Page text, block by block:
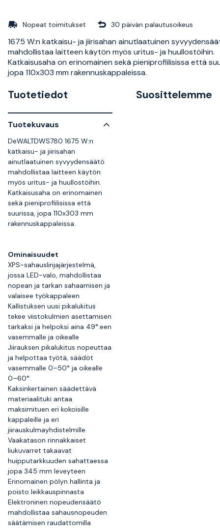
Nopeat toimitukset 30 päivän palautusoikeus
1675 W:n katkaisu- ja jiirisahan ainutlaatuinen
mahdollistaa laitteen käytön myös uritus- ja huullostöihin.
Katkaisusaha on erinomainen sekä pieniprofiilisissa että
jopa 110x303 mm rakennuskappaleissa.
Tuotetiedot
Tuotekuvaus
DeWALTDWS780 1675 W:n
katkaisu- ja jiirisahan
ainutlaatuinen syvyydensäätö
mahdollistaa laitteen käytön
myös uritus- ja huullostöihin.
Katkaisusaha on erinomainen
sekä pieniprofiilisissa että
suurissa, jopa 110x303 mm
rakennuskappaleissa.
Ominaisuudet
XPS-sahauslinjajärjestelmä,
jossa LED-valo, mahdollistaa
nopean ja tarkan sahaamisen ja
valaisee työkappaleen
Kallistuksen uusi pikalukitus
tekee viistokulmien asettamisen
tarkaksi ja helpoksi aina 49°:een
vasemmalle ja oikealle
Jiirauksen pikalukitus nopeuttaa
ja helpottaa työtä, säädöt
vasemmalle 0–50° ja oikealle
0–60°.
Kaksinkertainen säädettävä
materiaalituki antaa
maksimituen eri kokoisille
kappaleille ja eri
jiirauskulmayhdistelmille.
Vaakatason rinnakkaiset
liukuvarret takaavat
huipputarkkuuden sahattaessa
jopa 345 mm leveyteen
Erinomainen pölyn hallinta ja
poisto leikkauspinnasta
Elektroninen nopeudensäätö
mahdollistaa sahausnopeuden
säätämisen raudattomilla
Suosittelemme